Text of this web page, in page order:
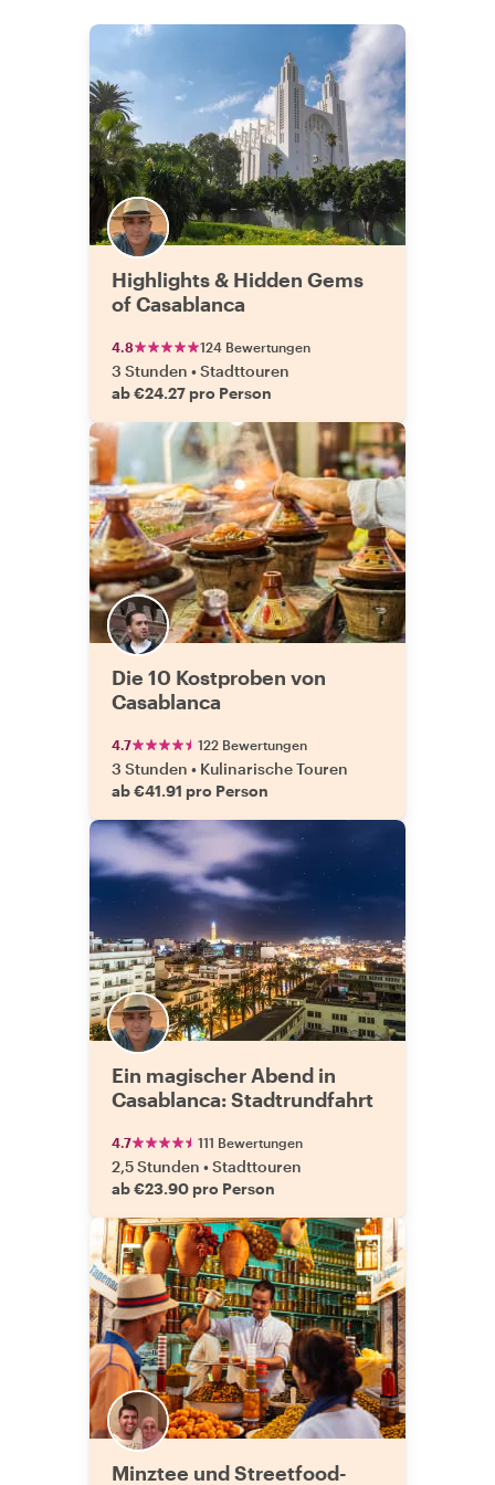
die wir um nichts in der Welt missen
entspannt auf einer Terrasse bei Tee
und unserem Gebäck ausklingen und
verabschiedeten uns von unserem
fantastischen Guide. Wenn Sie in
Casablanca sind und ein einzigartiges,
lokales und abenteuerliches
kulinarisches Erlebnis suchen, ist
diese Tour ein absolutes Muss! Sehr
empfehlenswert!"
Highlights & Hidden Gems
of Casablanca
4.8 124 Bewertungen
3 Stunden •Stadttouren
ab €24.27 pro Person
Die 10 Kostproben von
Casablanca
4.7 122 Bewertungen
3 Stunden • Kulinarische Touren
ab €41.91 pro Person
Ein magischer Abend in
Casablanca: Stadtrundfahrt
4.7 111 Bewertungen
2,5 Stunden •Stadttouren
ab €23.90 pro Person
Minztee und Streetfood-